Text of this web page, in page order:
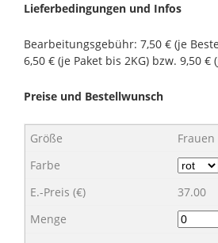
Lieferbedingungen und Infos
Bearbeitungsgebühr: 7,50 € (je
6,50 € (je Paket bis 2KG) bzw. 9,50 €
Preise und Bestellwunsch
37.00